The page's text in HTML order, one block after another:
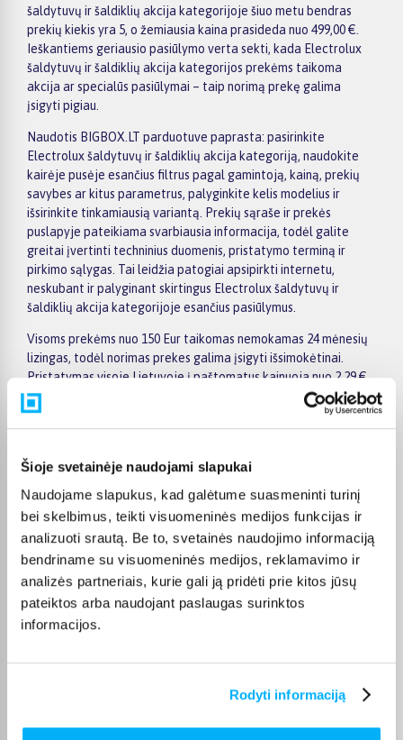
Šioje svetainėje naudojami slapukai
Naudojame slapukus, kad galėtume suasmeninti turinį
bei skelbimus, teikti visuomeninės medijos funkcijas ir
analizuoti srautą. Be to, svetainės naudojimo informaciją
bendriname su visuomeninės medijos, reklamavimo ir
analizės partneriais, kurie gali ją pridėti prie kitos jūsų
pateiktos arba naudojant paslaugas surinktos
informacijos.
Rodyti informaciją
šaldytuvų ir šaldiklių akcija kategorijoje šiuo metu bendras
prekių kiekis yra 5, o žemiausia kaina prasideda nuo 499,00 €.
Ieškantiems geriausio pasiūlymo verta sekti, kada Electrolux
šaldytuvų ir šaldiklių akcija kategorijos prekėms taikoma
akcija ar specialūs pasiūlymai – taip norimą prekę galima
įsigyti pigiau.
Naudotis BIGBOX.LT parduotuve paprasta: pasirinkite
Electrolux šaldytuvų ir šaldiklių akcija kategoriją, naudokite
kairėje pusėje esančius filtrus pagal gamintoją, kainą, prekių
savybes ar kitus parametrus, palyginkite kelis modelius ir
išsirinkite tinkamiausią variantą. Prekių sąraše ir prekės
puslapyje pateikiama svarbiausia informacija, todėl galite
greitai įvertinti techninius duomenis, pristatymo terminą ir
pirkimo sąlygas. Tai leidžia patogiai apsipirkti internetu,
neskubant ir palyginant skirtingus Electrolux šaldytuvų ir
šaldiklių akcija kategorijoje esančius pasiūlymus.
Visoms prekėms nuo 150 Eur taikomas nemokamas 24 mėnesių
lizingas, todėl norimas prekes galima įsigyti išsimokėtinai.
Pristatymas visoje Lietuvoje į paštomatus kainuoja nuo 2,29 €,
o užsakymams nuo 499 € pristatymas į paštomatą nemokamas;
kurjerio pristatymas – nuo 2,99 €. Sandėlyje esančios prekės
paprastai pristatomos per 1–2 darbo dienas, o tikslus
puslapyje.
Tinkamą prekę iš Electrolux šaldytuvų ir šaldiklių akcija
kategorijos pristatysime per nurodytą terminą, o jei
pageidausite užsakymą atsiimti patys, atitinkamai pažymėtas
prekes galėsite atsiimti mūsų biure Kaune.
Pirkėjų atsiliepimai apie prekes